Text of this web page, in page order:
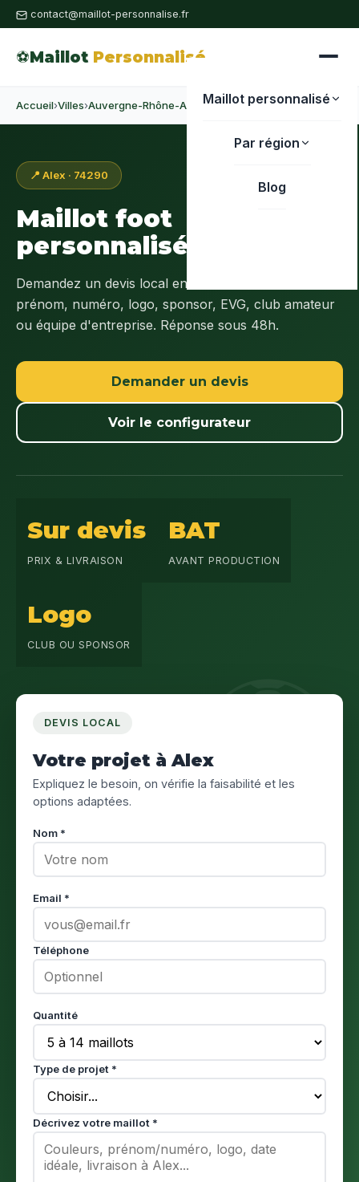
contact@maillot-personnalise.fr
⚽Maillot Personnalisé
Maillot personnalisé
Par région
Blog
Accueil›Villes›Auvergne-Rhône-Alpes›Haute-Savoie›Alex
📍 Alex · 74290
Maillot foot
personnalisé à
Demandez un devis local en
prénom, numéro, logo, sponsor, EVG, club amateur
ou équipe d'entreprise. Réponse sous 48h.
Demander un devis
Voir le configurateur
Sur devis
PRIX & LIVRAISON
BAT
AVANT PRODUCTION
Logo
CLUB OU SPONSOR
DEVIS LOCAL
Votre projet à Alex
Expliquez le besoin, on vérifie la faisabilité et les
options adaptées.
Nom *
Email *
Téléphone
Quantité
Type de projet *
Décrivez votre maillot *